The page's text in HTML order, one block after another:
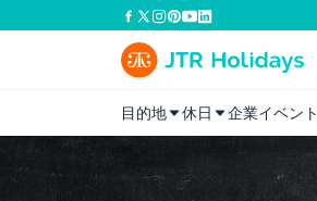
目的地 休日 企業イベント